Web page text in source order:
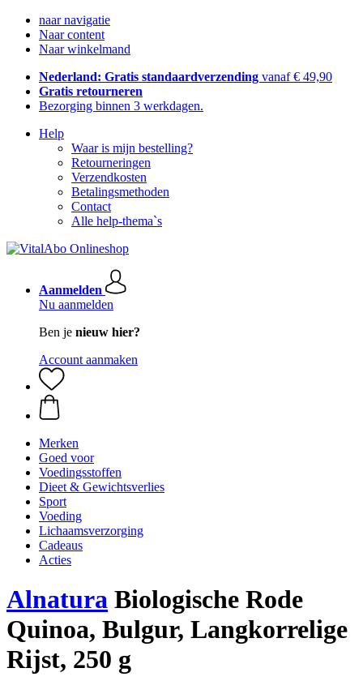
naar navigatie
Naar content
Naar winkelmand
Nederland: Gratis standaardverzending vanaf € 49,90
Gratis retourneren
Bezorging binnen 3 werkdagen.
Help
Waar is mijn bestelling?
Retourneringen
Verzendkosten
Betalingsmethoden
Contact
Alle help-thema`s
Aanmelden
Nu aanmelden
Ben je nieuw hier?
Account aanmaken
Merken
Goed voor
Voedingsstoffen
Dieet & Gewichtsverlies
Sport
Voeding
Lichaamsverzorging
Cadeaus
Acties
Alnatura Biologische Rode
Quinoa, Bulgur, Langkorrelige
Rijst, 250 g